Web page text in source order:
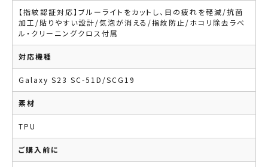
【指紋認証対応】ブルーライトをカットし、目の疲れを軽減/抗菌
加工/貼りやすい設計/気泡が消える/指紋防止/ホコリ除去ラベ
ル・クリーニングクロス付属
対応機種
Galaxy S23 SC-51D/SCG19
素材
TPU
ご購入前に